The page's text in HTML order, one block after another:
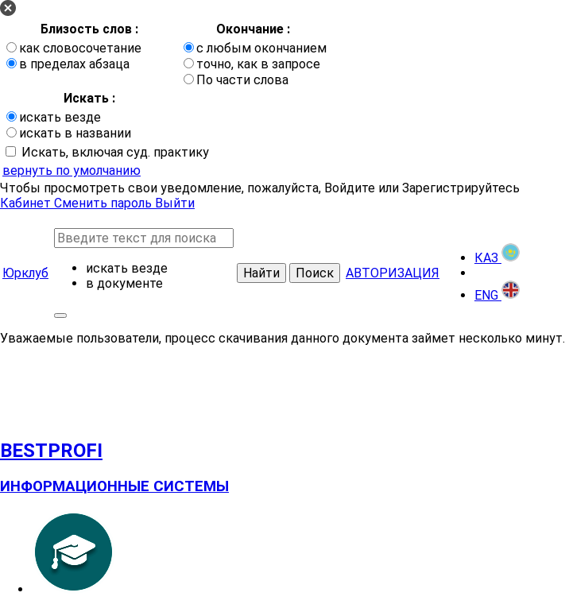
Близость слов :
Окончание :
как словосочетание
в пределах абзаца
с любым окончанием
точно, как в запросе
По части слова
Искать :
искать везде
искать в названии
Искать, включая суд. практику
вернуть по умолчанию
Чтобы просмотреть свои уведомление, пожалуйста, Войдите или Зарегистрируйтесь
Кабинет Сменить пароль Выйти
Юрклуб
искать везде
в документе
Найти Поиск АВТОРИЗАЦИЯ
КАЗ
ENG
Уважаемые пользователи, процесс скачивания данного документа займет несколько минут.
BESTPROFI
ИНФОРМАЦИОННЫЕ СИСТЕМЫ